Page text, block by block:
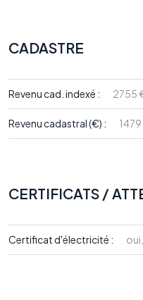
CADASTRE
Revenu cad. indexé : 2755
Revenu cadastral (€) :
CERTIFICATS /
Certificat d'électricité :